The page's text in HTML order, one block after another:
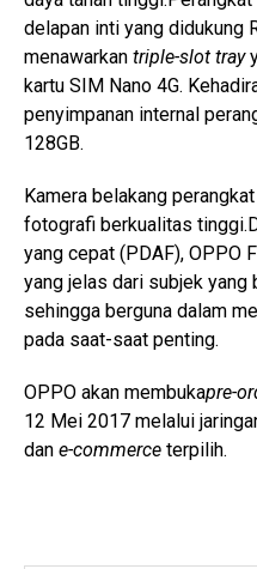
delapan inti yang didukung
menawarkan triple-slot tray
kartu SIM Nano 4G.
penyimpanan internal
128GB.
Kamera belakang
fotografi berkualitas
yang cepat (PDAF), OPPO
yang jelas dari subjek yang
sehingga berguna dalam
pada saat-saat penting.
OPPO akan membukapre-
12 Mei 2017 melalui
dan e-commerce terpilih.